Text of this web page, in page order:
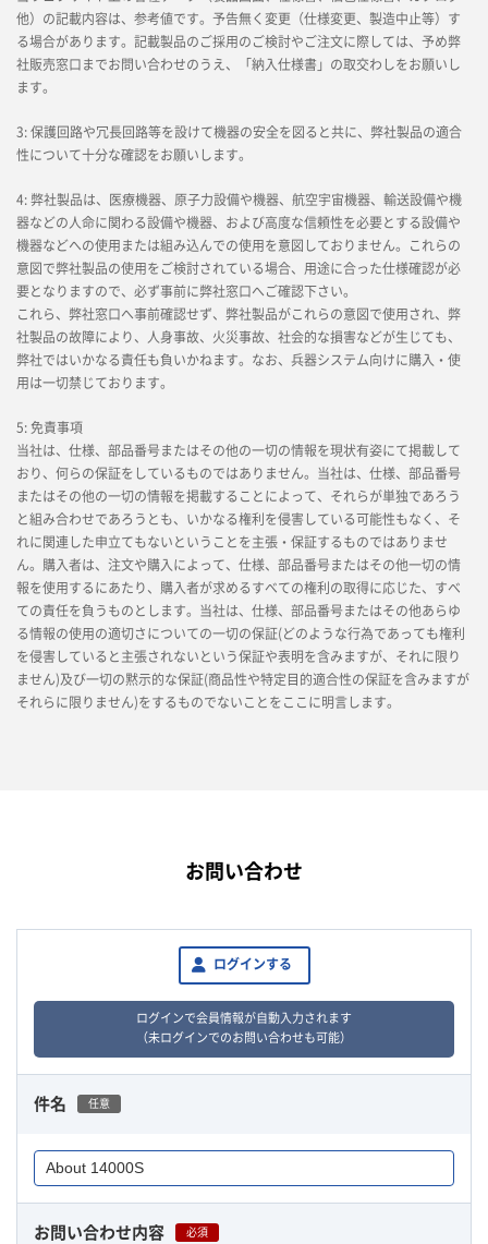
他）の記載内容は、参考値です。予告無く変更（仕様変更、製造中止等）す
る場合があります。記載製品のご採用のご検討やご注文に際しては、予め弊
社販売窓口までお問い合わせのうえ、「納入仕様書」の取交わしをお願いし
ます。
3: 保護回路や冗長回路等を設けて機器の安全を図ると共に、弊社製品の適合
性について十分な確認をお願いします。
4: 弊社製品は、医療機器、原子力設備や機器、航空宇宙機器、輸送設備や機
器などの人命に関わる設備や機器、および高度な信頼性を必要とする設備や
機器などへの使用または組み込んでの使用を意図しておりません。これらの
意図で弊社製品の使用をご検討されている場合、用途に合った仕様確認が必
要となりますので、必ず事前に弊社窓口へご確認下さい。
これら、弊社窓口へ事前確認せず、弊社製品がこれらの意図で使用され、弊
社製品の故障により、人身事故、火災事故、社会的な損害などが生じても、
弊社ではいかなる責任も負いかねます。なお、兵器システム向けに購入・使
用は一切禁じております。
5: 免責事項
当社は、仕様、部品番号またはその他の一切の情報を現状有姿にて掲載して
おり、何らの保証をしているものではありません。当社は、仕様、部品番号
またはその他の一切の情報を掲載することによって、それらが単独であろう
と組み合わせであろうとも、いかなる権利を侵害している可能性もなく、そ
れに関連した申立てもないということを主張・保証するものではありませ
ん。購入者は、注文や購入によって、仕様、部品番号またはその他一切の情
報を使用するにあたり、購入者が求めるすべての権利の取得に応じた、すべ
ての責任を負うものとします。当社は、仕様、部品番号またはその他あらゆ
る情報の使用の適切さについての一切の保証(どのような行為であっても権利
を侵害していると主張されないという保証や表明を含みますが、それに限り
ません)及び一切の黙示的な保証(商品性や特定目的適合性の保証を含みますが
それらに限りません)をするものでないことをここに明言します。
お問い合わせ
ログインする
ログインで会員情報が自動入力されます
（未ログインでのお問い合わせも可能）
件名 任意
お問い合わせ内容 必須